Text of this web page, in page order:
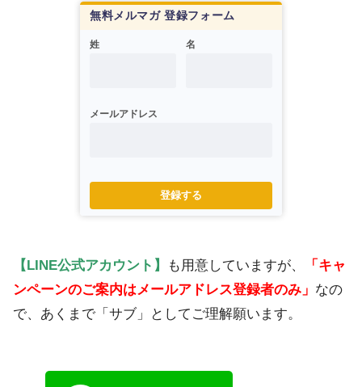
無料メルマガ 登録フォーム
姓 名
メールアドレス
登録する
【LINE公式アカウント】 も用意していますが、
「キャ
ンペーンのご案内はメールアドレス登録者のみ」 なの
で、あくまで「サブ」としてご理解願います。